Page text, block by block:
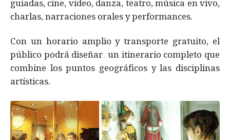
guiadas, cine, video, danza, teatro, música en vivo,
charlas, narraciones orales y performances.
Con un horario amplio y transporte gratuito, el
público podrá diseñar un itinerario completo que
combine los puntos geográficos y las disciplinas
artísticas.